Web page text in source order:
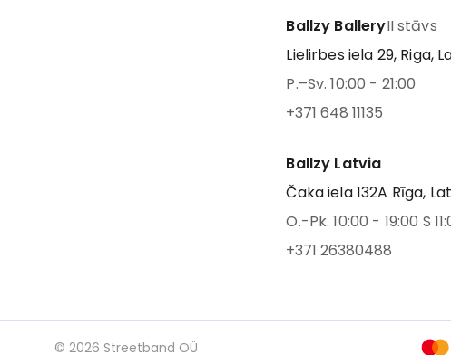
Ballzy BalleryII stāvs
Lielirbes iela 29, Riga,
P.–Sv. 10:00 - 21:00
+371 648 11135
Ballzy Latvia
Čaka iela 132A Rīga,
O.-Pk. 10:00 - 19:00 S
+371 26380488
© 2026 Streetband OÜ